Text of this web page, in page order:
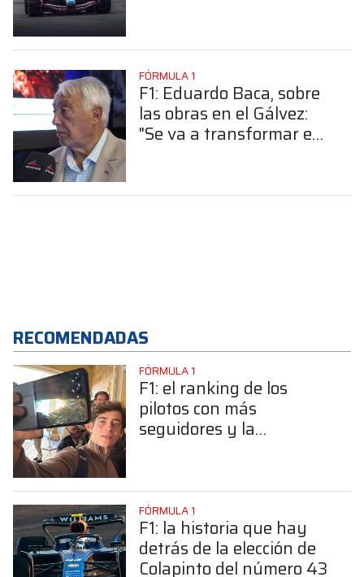
FÓRMULA 1
F1: Eduardo Baca, sobre
las obras en el Gálvez:
"Se va a transformar en
RECOMENDADAS
FÓRMULA 1
F1: el ranking de los
pilotos con más
seguidores y la
FÓRMULA 1
F1: la historia que hay
detrás de la elección de
Colapinto del número 43